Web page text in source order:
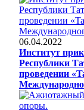
06.04.2022
Институт
Республики
проведении